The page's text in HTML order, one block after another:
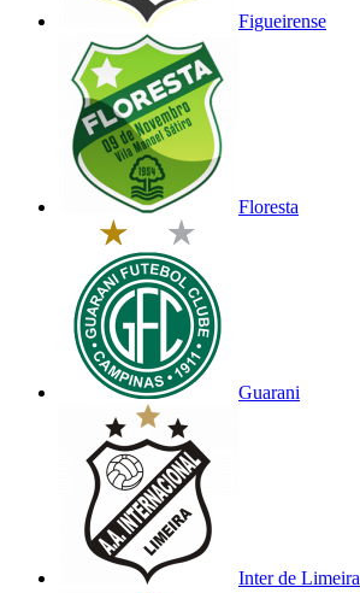
Figueirense
Floresta
Guarani
Inter de Limeira